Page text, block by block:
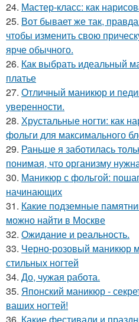
24. Мастер-класс: как
25. Вот бывает же так,
чтобы изменить свою
ярче обычного.
26. Как выбрать идеальный
платье
27. Отличный маникюр и
уверенности.
28. Хрустальные ногти: как
фольги для максимального
29. Раньше я заботилась
понимая, что организму
30. Маникюр с фольгой:
начинающих
31. Какие подземные
можно найти в Москве
32. Ожидание и реальность.
33. Черно-розовый маникюр
стильных ногтей
34. До, чужая работа.
35. Японский маникюр -
ваших ногтей!